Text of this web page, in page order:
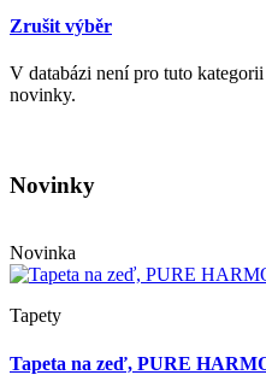
Zrušit výběr
V databázi není pro tuto
novinky.
Novinky
Novinka
Tapety
Tapeta na zeď, PURE